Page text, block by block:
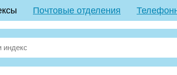
Почтовые отделения